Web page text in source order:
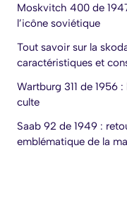
Moskvitch 400 de
l’icône soviétique
Tout savoir sur la
caractéristiques et
Wartburg 311 de 1956
culte
Saab 92 de 1949 :
emblématique de la